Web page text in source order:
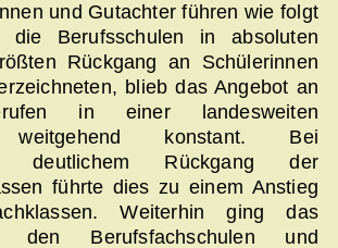
und Gutachter führen wie folgt
die Berufsschulen in absoluten
Rückgang an Schülerinnen
blieb das Angebot an
in einer landesweiten
weitgehend konstant. Bei
deutlichem Rückgang der
führte dies zu einem Anstieg
Weiterhin ging das
den Berufsfachschulen und